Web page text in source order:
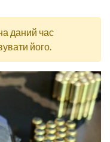
даний час
його.